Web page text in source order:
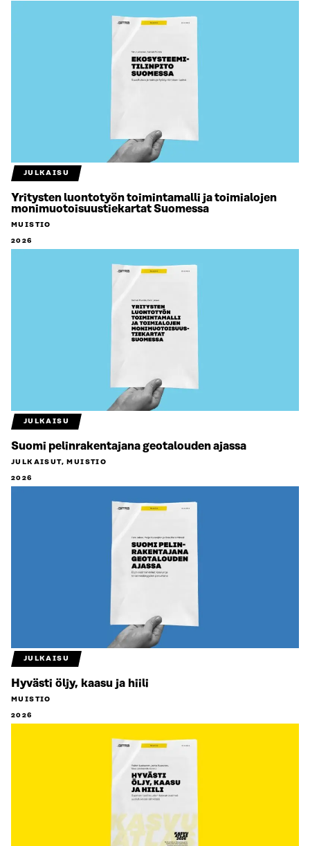
JULKAISU
Yritysten luontotyön toimintamalli ja toimialojen
monimuotoisuustiekartat Suomessa
MUISTIO
2026
JULKAISU
Suomi pelinrakentajana geotalouden ajassa
JULKAISUT, MUISTIO
2026
JULKAISU
Hyvästi öljy, kaasu ja hiili
MUISTIO
2026